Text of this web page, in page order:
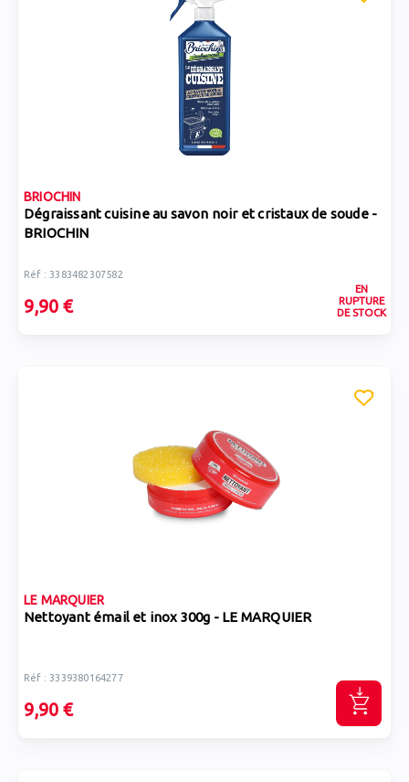
BRIOCHIN
Dégraissant cuisine au savon noir et cristaux de soude -
BRIOCHIN
Réf : 3383482307582
9,90 €
EN
RUPTURE
DE STOCK
LE MARQUIER
Nettoyant émail et inox 300g - LE MARQUIER
Réf : 3339380164277
9,90 €